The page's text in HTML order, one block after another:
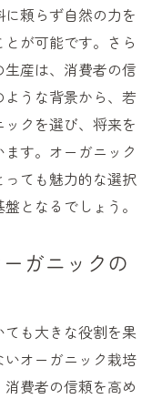
頼らず自然の力を
が可能です。さら
産は、消費者の信
うな背景から、若
クを選び、将来を
す。オーガニック
ても魅力的な選択
となるでしょう。
ガニックの
も大きな役割を果
オーガニック栽培
費者の信頼を高め